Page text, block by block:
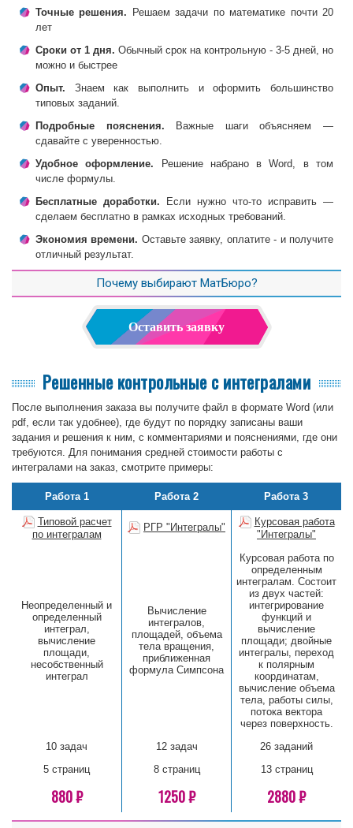
Точные решения. Решаем задачи по математике почти 20
лет
Сроки от 1 дня. Обычный срок на контрольную - 3-5 дней, но
можно и быстрее
Опыт. Знаем как выполнить и оформить большинство
типовых заданий.
Подробные пояснения. Важные шаги объясняем —
сдавайте с уверенностью.
Удобное оформление. Решение набрано в Word, в том
числе формулы.
Бесплатные доработки. Если нужно что-то исправить —
сделаем бесплатно в рамках исходных требований.
Экономия времени. Оставьте заявку, оплатите - и получите
отличный результат.
Почему выбирают МатБюро?
Оставить заявку
Решенные контрольные с интегралами
После выполнения заказа вы получите файл в формате Word (или
pdf, если так удобнее), где будут по порядку записаны ваши
задания и решения к ним, с комментариями и пояснениями, где они
требуются. Для понимания средней стоимости работы с
интегралами на заказ, смотрите примеры:
Работа 1 Работа 2 Работа 3
Типовой расчет
по интегралам
РГР "Интегралы"
Курсовая работа
"Интегралы"
Неопределенный и
определенный
интеграл,
вычисление
площади,
несобственный
интеграл
Вычисление
интегралов,
площадей, объема
тела вращения,
приближенная
формула Симпсона
Курсовая работа по
определенным
интегралам. Состоит
из двух частей:
интегрирование
функций и
вычисление
площади; двойные
интегралы, переход
к полярным
координатам,
вычисление объема
тела, работы силы,
потока вектора
через поверхность.
10 задач
12 задач
26 заданий
5 страниц
8 страниц 13 страниц
880 ₽ 1250 ₽ 2880 ₽